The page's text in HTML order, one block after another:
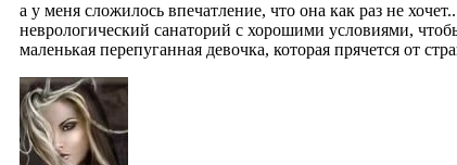
а у меня сложилось впечатление, что она как раз не
неврологический санаторий с хорошими условиями,
маленькая перепуганная девочка, которая прячется от